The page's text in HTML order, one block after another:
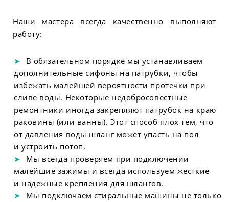
Наши мастера всегда качественно выполняют
работу:
В обязательном порядке мы устанавливаем
дополнительные сифоны на патрубки, чтобы
избежать малейшей вероятности протечки при
сливе воды. Некоторые недобросовестные
ремонтники иногда закрепляют патрубок на краю
раковины (или ванны). Этот способ плох тем, что
от давления воды шланг может упасть на пол
и устроить потоп.
Мы всегда проверяем при подключении
малейшие зажимы и всегда используем жесткие
и надежные крепления для шлангов.
Мы подключаем стиральные машины не только